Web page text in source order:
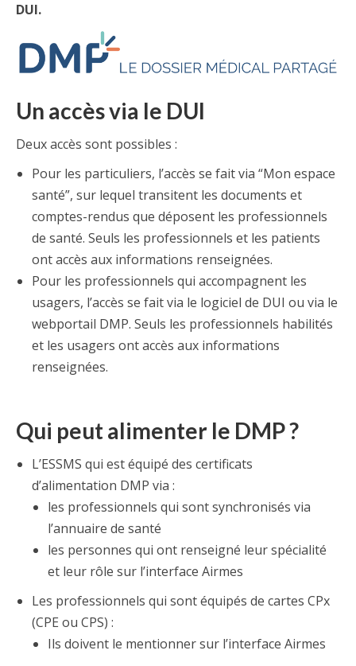
DUI.
Un accès via le DUI
Deux accès sont possibles :
Pour les particuliers, l’accès se fait via “Mon espace
santé”, sur lequel transitent les documents et
comptes-rendus que déposent les professionnels
de santé. Seuls les professionnels et les patients
ont accès aux informations renseignées.
Pour les professionnels qui accompagnent les
usagers, l’accès se fait via le logiciel de DUI ou via le
webportail DMP. Seuls les professionnels habilités
et les usagers ont accès aux informations
renseignées.
Qui peut alimenter le DMP ?
L’ESSMS qui est équipé des certificats
d’alimentation DMP via :
les professionnels qui sont synchronisés via
l’annuaire de santé
les personnes qui ont renseigné leur spécialité
et leur rôle sur l’interface Airmes
Les professionnels qui sont équipés de cartes CPx
(CPE ou CPS) :
Ils doivent le mentionner sur l’interface Airmes